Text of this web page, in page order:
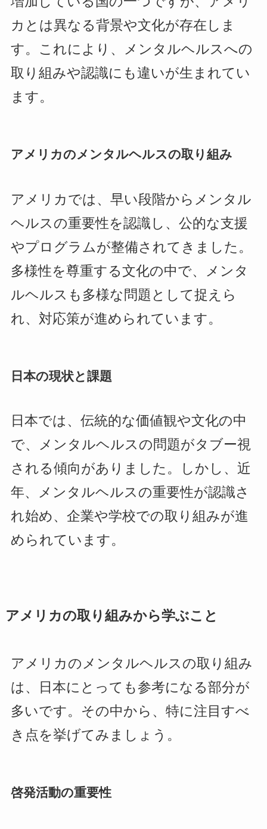
カとは異なる背景や文化が存在しま
す。これにより、メンタルヘルスへの
取り組みや認識にも違いが生まれてい
ます。
アメリカのメンタルヘルスの取り組み
アメリカでは、早い段階からメンタル
ヘルスの重要性を認識し、公的な支援
やプログラムが整備されてきました。
多様性を尊重する文化の中で、メンタ
ルヘルスも多様な問題として捉えら
れ、対応策が進められています。
日本の現状と課題
日本では、伝統的な価値観や文化の中
で、メンタルヘルスの問題がタブー視
される傾向がありました。しかし、近
年、メンタルヘルスの重要性が認識さ
れ始め、企業や学校での取り組みが進
められています。
アメリカの取り組みから学ぶこと
アメリカのメンタルヘルスの取り組み
は、日本にとっても参考になる部分が
多いです。その中から、特に注目すべ
き点を挙げてみましょう。
啓発活動の重要性